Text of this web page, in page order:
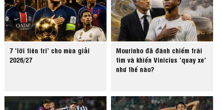
7 ‘lời tiên tri’ cho mùa giải
2026/27
Mourinho đã đánh chiếm trái
tim và khiến Vinicius ‘quay xe’
như thế nào?